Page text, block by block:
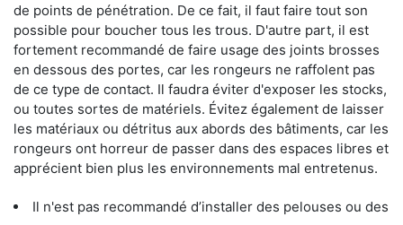
de points de pénétration. De ce fait, il faut faire tout son
possible pour boucher tous les trous. D'autre part, il est
fortement recommandé de faire usage des joints brosses
en dessous des portes, car les rongeurs ne raffolent pas
de ce type de contact. Il faudra éviter d'exposer les stocks,
ou toutes sortes de matériels. Évitez également de laisser
les matériaux ou détritus aux abords des bâtiments, car les
rongeurs ont horreur de passer dans des espaces libres et
apprécient bien plus les environnements mal entretenus.
Il n'est pas recommandé d’installer des pelouses ou des